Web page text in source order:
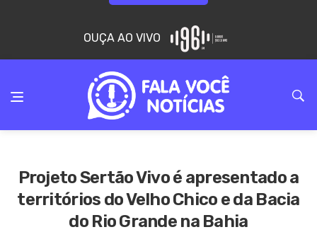
OUÇA AO VIVO
Projeto Sertão Vivo é apresentado a
territórios do Velho Chico e da Bacia
do Rio Grande na Bahia